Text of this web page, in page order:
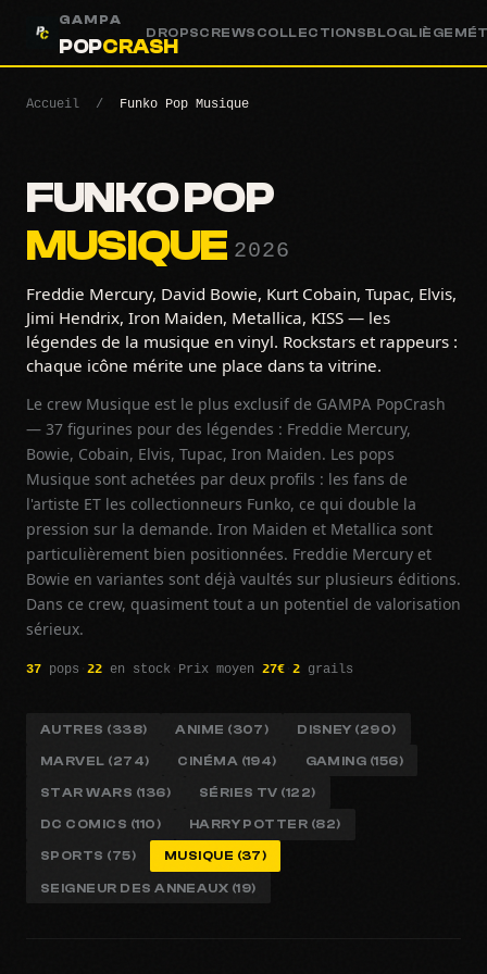
GAMPA
POPCRASH
DROPSCREWS COLLECTIONSBLOGLIÈGE
Accueil / Funko Pop Musique
FUNKO POP
MUSIQUE 2026
Freddie Mercury, David Bowie, Kurt Cobain, Tupac, Elvis,
Jimi Hendrix, Iron Maiden, Metallica, KISS — les
légendes de la musique en vinyl. Rockstars et rappeurs :
chaque icône mérite une place dans ta vitrine.
Le crew Musique est le plus exclusif de GAMPA PopCrash
— 37 figurines pour des légendes : Freddie Mercury,
Bowie, Cobain, Elvis, Tupac, Iron Maiden. Les pops
Musique sont achetées par deux profils : les fans de
l'artiste ET les collectionneurs Funko, ce qui double la
pression sur la demande. Iron Maiden et Metallica sont
particulièrement bien positionnées. Freddie Mercury et
Bowie en variantes sont déjà vaultés sur plusieurs éditions.
Dans ce crew, quasiment tout a un potentiel de valorisation
sérieux.
37 pops 22 en stock Prix moyen 27€ 2 grails
AUTRES (338) ANIME (307) DISNEY (290)
MARVEL (274) CINÉMA (194) GAMING (156)
STAR WARS (136) SÉRIES TV (122)
DC COMICS (110) HARRY POTTER (82)
SPORTS (75) MUSIQUE (37)
SEIGNEUR DES ANNEAUX (19)